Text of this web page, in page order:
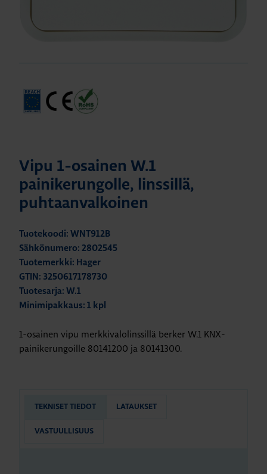
Vipu 1-osainen W.1
painikerungolle, linssillä,
puhtaanvalkoinen
Tuotekoodi: WNT912B
Sähkönumero: 2802545
Tuotemerkki: Hager
GTIN: 3250617178730
Tuotesarja: W.1
Minimipakkaus: 1 kpl
1-osainen vipu merkkivalolinssillä berker W.1 KNX-
painikerungoille 80141200 ja 80141300.
TEKNISET TIEDOT LATAUKSET
VASTUULLISUUS